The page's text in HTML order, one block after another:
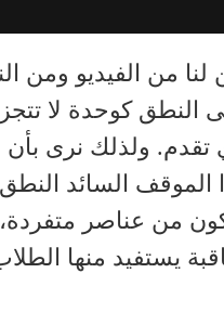
لنا من الفيديو
النطق كوحدة لا
ولذلك نرى بأن
الموقف السائد
من عناصر متفردة،
يستفيد منها